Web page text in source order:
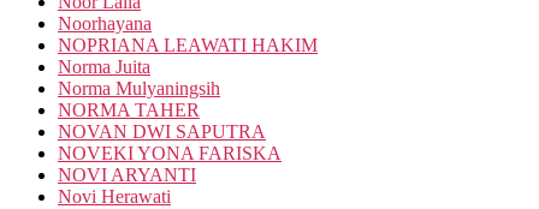
Noorhayana
NOPRIANA LEAWATI HAKIM
Norma Juita
Norma Mulyaningsih
NORMA TAHER
NOVAN DWI SAPUTRA
NOVEKI YONA FARISKA
NOVI ARYANTI
Novi Herawati